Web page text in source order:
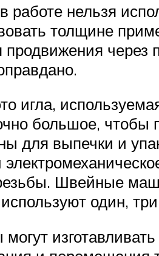
работе нельзя
толщине
продвижения через
игла,
большое,
для выпечки и
Швейные
один,